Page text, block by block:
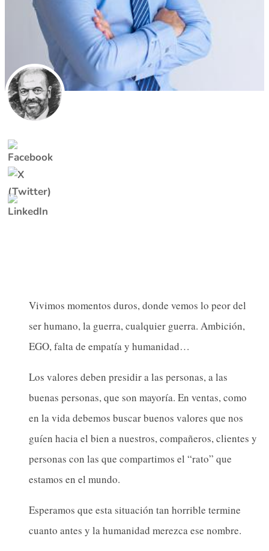
Vivimos momentos duros, donde vemos lo peor del
ser humano, la guerra, cualquier guerra. Ambición,
EGO, falta de empatía y humanidad…
Los valores deben presidir a las personas, a las
buenas personas, que son mayoría. En ventas, como
en la vida debemos buscar buenos valores que nos
guíen hacia el bien a nuestros, compañeros, clientes y
personas con las que compartimos el “rato” que
estamos en el mundo.
Esperamos que esta situación tan horrible termine
cuanto antes y la humanidad merezca ese nombre.